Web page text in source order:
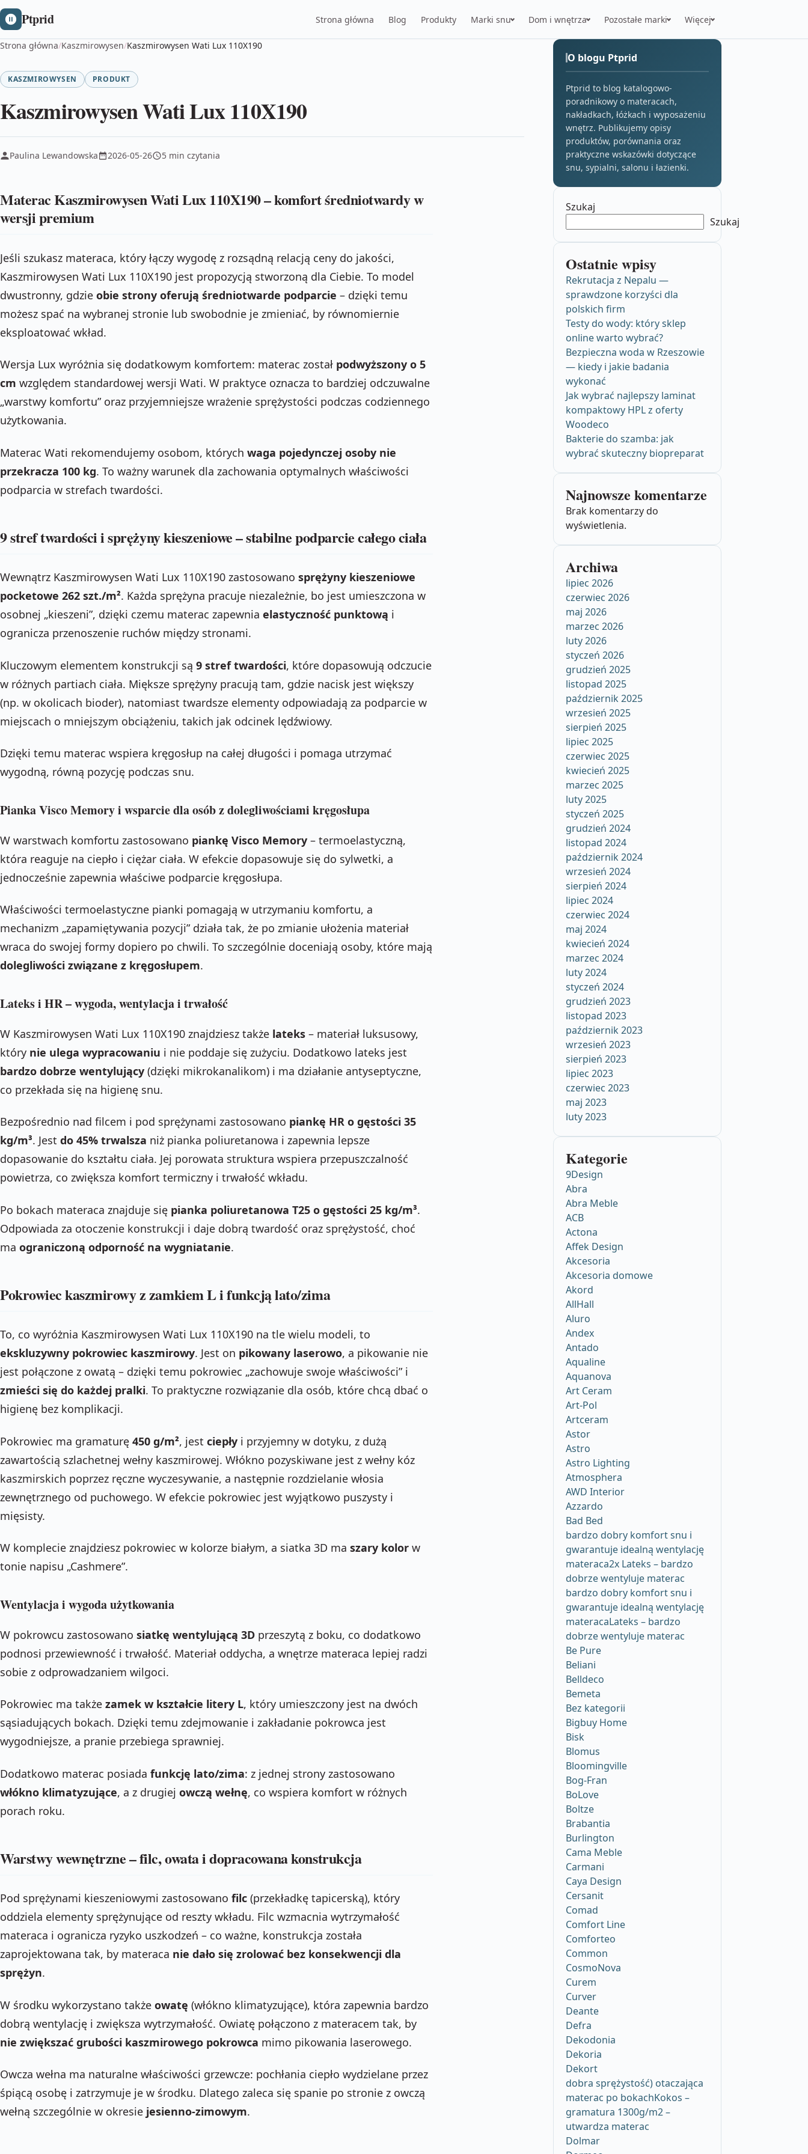
Ptprid Strona główna Blog Produkty Marki snu Dom i wnętrza Pozostałe marki Więcej
Strona główna/Kaszmirowysen/Kaszmirowysen Wati Lux 110X190
KASZMIROWYSEN PRODUKT
Kaszmirowysen Wati Lux 110X190
Paulina Lewandowska 2026-05-26 5 min czytania
Materac Kaszmirowysen Wati Lux 110X190 – komfort średniotwardy w
wersji premium
Jeśli szukasz materaca, który łączy wygodę z rozsądną relacją ceny do jakości,
Kaszmirowysen Wati Lux 110X190 jest propozycją stworzoną dla Ciebie. To model
dwustronny, gdzie obie strony oferują średniotwarde podparcie – dzięki temu
możesz spać na wybranej stronie lub swobodnie je zmieniać, by równomiernie
eksploatować wkład.
Wersja Lux wyróżnia się dodatkowym komfortem: materac został podwyższony o 5
cm względem standardowej wersji Wati. W praktyce oznacza to bardziej odczuwalne
„warstwy komfortu” oraz przyjemniejsze wrażenie sprężystości podczas codziennego
użytkowania.
Materac Wati rekomendujemy osobom, których waga pojedynczej osoby nie
przekracza 100 kg. To ważny warunek dla zachowania optymalnych właściwości
podparcia w strefach twardości.
9 stref twardości i sprężyny kieszeniowe – stabilne podparcie całego ciała
Wewnątrz Kaszmirowysen Wati Lux 110X190 zastosowano sprężyny kieszeniowe
pocketowe 262 szt./m². Każda sprężyna pracuje niezależnie, bo jest umieszczona w
osobnej „kieszeni”, dzięki czemu materac zapewnia elastyczność punktową i
ogranicza przenoszenie ruchów między stronami.
Kluczowym elementem konstrukcji są 9 stref twardości, które dopasowują odczucie
w różnych partiach ciała. Miększe sprężyny pracują tam, gdzie nacisk jest większy
(np. w okolicach bioder), natomiast twardsze elementy odpowiadają za podparcie w
miejscach o mniejszym obciążeniu, takich jak odcinek lędźwiowy.
Dzięki temu materac wspiera kręgosłup na całej długości i pomaga utrzymać
wygodną, równą pozycję podczas snu.
Pianka Visco Memory i wsparcie dla osób z dolegliwościami kręgosłupa
W warstwach komfortu zastosowano piankę Visco Memory – termoelastyczną,
która reaguje na ciepło i ciężar ciała. W efekcie dopasowuje się do sylwetki, a
jednocześnie zapewnia właściwe podparcie kręgosłupa.
Właściwości termoelastyczne pianki pomagają w utrzymaniu komfortu, a
mechanizm „zapamiętywania pozycji” działa tak, że po zmianie ułożenia materiał
wraca do swojej formy dopiero po chwili. To szczególnie doceniają osoby, które mają
dolegliwości związane z kręgosłupem.
Lateks i HR – wygoda, wentylacja i trwałość
W Kaszmirowysen Wati Lux 110X190 znajdziesz także lateks – materiał luksusowy,
który nie ulega wypracowaniu i nie poddaje się zużyciu. Dodatkowo lateks jest
bardzo dobrze wentylujący (dzięki mikrokanalikom) i ma działanie antyseptyczne,
co przekłada się na higienę snu.
Bezpośrednio nad filcem i pod sprężynami zastosowano piankę HR o gęstości 35
kg/m³. Jest do 45% trwalsza niż pianka poliuretanowa i zapewnia lepsze
dopasowanie do kształtu ciała. Jej porowata struktura wspiera przepuszczalność
powietrza, co zwiększa komfort termiczny i trwałość wkładu.
Po bokach materaca znajduje się pianka poliuretanowa T25 o gęstości 25 kg/m³.
Odpowiada za otoczenie konstrukcji i daje dobrą twardość oraz sprężystość, choć
ma ograniczoną odporność na wygniatanie.
Pokrowiec kaszmirowy z zamkiem L i funkcją lato/zima
To, co wyróżnia Kaszmirowysen Wati Lux 110X190 na tle wielu modeli, to
ekskluzywny pokrowiec kaszmirowy. Jest on pikowany laserowo, a pikowanie nie
jest połączone z owatą – dzięki temu pokrowiec „zachowuje swoje właściwości” i
zmieści się do każdej pralki. To praktyczne rozwiązanie dla osób, które chcą dbać o
higienę bez komplikacji.
Pokrowiec ma gramaturę 450 g/m², jest ciepły i przyjemny w dotyku, z dużą
zawartością szlachetnej wełny kaszmirowej. Włókno pozyskiwane jest z wełny kóz
kaszmirskich poprzez ręczne wyczesywanie, a następnie rozdzielanie włosia
zewnętrznego od puchowego. W efekcie pokrowiec jest wyjątkowo puszysty i
mięsisty.
W komplecie znajdziesz pokrowiec w kolorze białym, a siatka 3D ma szary kolor w
tonie napisu „Cashmere”.
Wentylacja i wygoda użytkowania
W pokrowcu zastosowano siatkę wentylującą 3D przeszytą z boku, co dodatkowo
podnosi przewiewność i trwałość. Materiał oddycha, a wnętrze materaca lepiej radzi
sobie z odprowadzaniem wilgoci.
Pokrowiec ma także zamek w kształcie litery L, który umieszczony jest na dwóch
sąsiadujących bokach. Dzięki temu zdejmowanie i zakładanie pokrowca jest
wygodniejsze, a pranie przebiega sprawniej.
Dodatkowo materac posiada funkcję lato/zima: z jednej strony zastosowano
włókno klimatyzujące, a z drugiej owczą wełnę, co wspiera komfort w różnych
porach roku.
Warstwy wewnętrzne – filc, owata i dopracowana konstrukcja
Pod sprężynami kieszeniowymi zastosowano filc (przekładkę tapicerską), który
oddziela elementy sprężynujące od reszty wkładu. Filc wzmacnia wytrzymałość
materaca i ogranicza ryzyko uszkodzeń – co ważne, konstrukcja została
zaprojektowana tak, by materaca nie dało się zrolować bez konsekwencji dla
sprężyn.
W środku wykorzystano także owatę (włókno klimatyzujące), która zapewnia bardzo
dobrą wentylację i zwiększa wytrzymałość. Owiatę połączono z materacem tak, by
nie zwiększać grubości kaszmirowego pokrowca mimo pikowania laserowego.
Owcza wełna ma naturalne właściwości grzewcze: pochłania ciepło wydzielane przez
śpiącą osobę i zatrzymuje je w środku. Dlatego zaleca się spanie po stronie z owczą
wełną szczególnie w okresie jesienno-zimowym.
O blogu Ptprid
Ptprid to blog katalogowo-
poradnikowy o materacach,
nakładkach, łóżkach i wyposażeniu
wnętrz. Publikujemy opisy
produktów, porównania oraz
praktyczne wskazówki dotyczące
snu, sypialni, salonu i łazienki.
Szukaj
Szukaj
Ostatnie wpisy
Rekrutacja z Nepalu —
sprawdzone korzyści dla
polskich firm
Testy do wody: który sklep
online warto wybrać?
Bezpieczna woda w Rzeszowie
— kiedy i jakie badania
wykonać
Jak wybrać najlepszy laminat
kompaktowy HPL z oferty
Woodeco
Bakterie do szamba: jak
wybrać skuteczny biopreparat
Najnowsze komentarze
Brak komentarzy do
wyświetlenia.
Archiwa
lipiec 2026
czerwiec 2026
maj 2026
marzec 2026
luty 2026
styczeń 2026
grudzień 2025
listopad 2025
październik 2025
wrzesień 2025
sierpień 2025
lipiec 2025
czerwiec 2025
kwiecień 2025
marzec 2025
luty 2025
styczeń 2025
grudzień 2024
listopad 2024
październik 2024
wrzesień 2024
sierpień 2024
lipiec 2024
czerwiec 2024
maj 2024
kwiecień 2024
marzec 2024
luty 2024
styczeń 2024
grudzień 2023
listopad 2023
październik 2023
wrzesień 2023
sierpień 2023
lipiec 2023
czerwiec 2023
maj 2023
luty 2023
Kategorie
9Design
Abra
Abra Meble
ACB
Actona
Affek Design
Akcesoria
Akcesoria domowe
Akord
AllHall
Aluro
Andex
Antado
Aqualine
Aquanova
Art Ceram
Art-Pol
Artceram
Astor
Astro
Astro Lighting
Atmosphera
AWD Interior
Azzardo
Bad Bed
bardzo dobry komfort snu i
gwarantuje idealną wentylację
materaca2x Lateks – bardzo
dobrze wentyluje materac
bardzo dobry komfort snu i
gwarantuje idealną wentylację
materacaLateks – bardzo
dobrze wentyluje materac
Be Pure
Beliani
Belldeco
Bemeta
Bez kategorii
Bigbuy Home
Bisk
Blomus
Bloomingville
Bog-Fran
BoLove
Boltze
Brabantia
Burlington
Cama Meble
Carmani
Caya Design
Cersanit
Comad
Comfort Line
Comforteo
Common
CosmoNova
Curem
Curver
Deante
Defra
Dekodonia
Dekoria
Dekort
dobra sprężystość) otaczająca
materac po bokachKokos –
gramatura 1300g/m2 –
utwardza materac
Dolmar